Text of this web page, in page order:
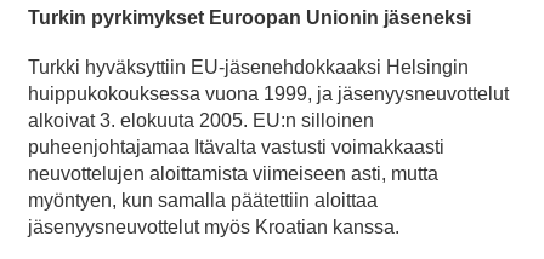
Turkin pyrkimykset Euroopan Unionin jäseneksi
Turkki hyväksyttiin EU-jäsenehdokkaaksi Helsingin
huippukokouksessa vuona 1999, ja jäsenyysneuvottelut
alkoivat 3. elokuuta 2005. EU:n silloinen
puheenjohtajamaa Itävalta vastusti voimakkaasti
neuvottelujen aloittamista viimeiseen asti, mutta
myöntyen, kun samalla päätettiin aloittaa
jäsenyysneuvottelut myös Kroatian kanssa.